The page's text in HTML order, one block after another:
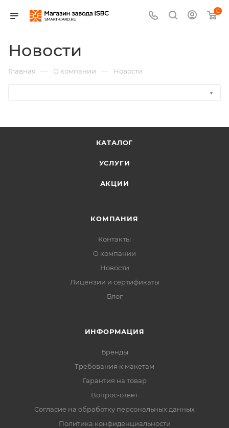
0
Новости
Главная — О компании — Новости
КАТАЛОГ
УСЛУГИ
АКЦИИ
КОМПАНИЯ
Контакты
О компании
Новости
Лицензии и сертификаты
Блог
ИНФОРМАЦИЯ
Бренды
Требования к макетам
Гарантия на товар
Вопрос-ответ
Согласие на обработку персональных данных
Политика конфиденциальности